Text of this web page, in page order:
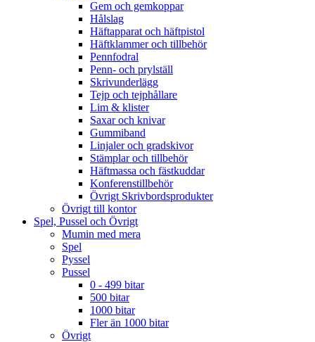
Gem och gemkoppar
Hålslag
Häftapparat och häftpistol
Häftklammer och tillbehör
Pennfodral
Penn- och prylställ
Skrivunderlägg
Tejp och tejphållare
Lim & klister
Saxar och knivar
Gummiband
Linjaler och gradskivor
Stämplar och tillbehör
Häftmassa och fästkuddar
Konferenstillbehör
Övrigt Skrivbordsprodukter
Övrigt till kontor
Spel, Pussel och Övrigt
Mumin med mera
Spel
Pyssel
Pussel
0 - 499 bitar
500 bitar
1000 bitar
Fler än 1000 bitar
Övrigt